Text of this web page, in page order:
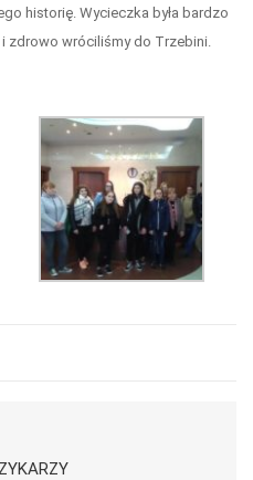
historię. Wycieczka była bardzo
zdrowo wróciliśmy do Trzebini.